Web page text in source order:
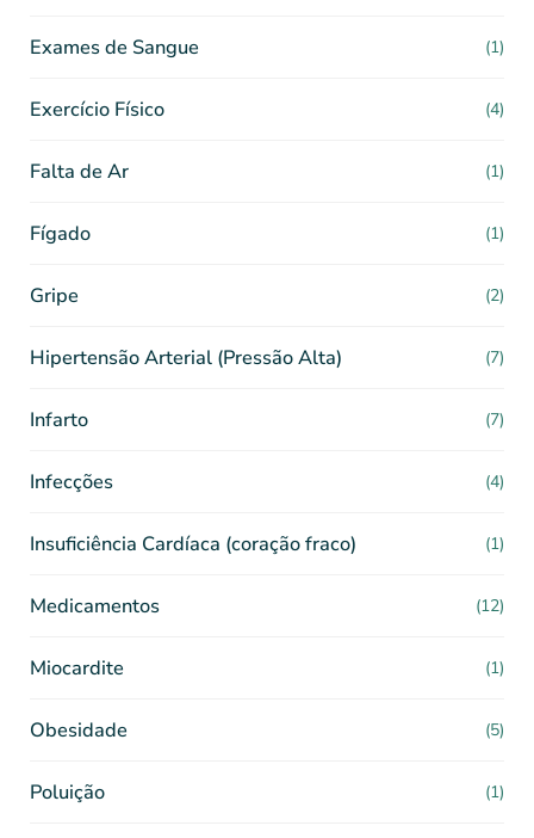
Exames de Sangue (1)
Exercício Físico (4)
Falta de Ar (1)
Fígado (1)
Gripe (2)
Hipertensão Arterial (Pressão Alta) (7)
Infarto (7)
Infecções (4)
Insuficiência Cardíaca (coração fraco) (1)
Medicamentos (12)
Miocardite (1)
Obesidade (5)
Poluição (1)